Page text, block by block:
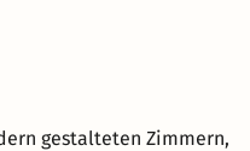
gestalteten Zimmern,